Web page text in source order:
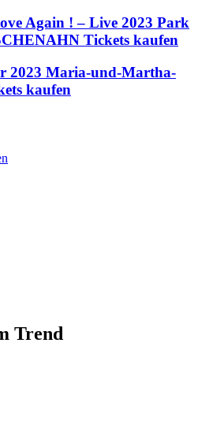
Again ! – Live 2023 Park
Tickets kaufen
2023 Maria-und-Martha-
kaufen
Trend